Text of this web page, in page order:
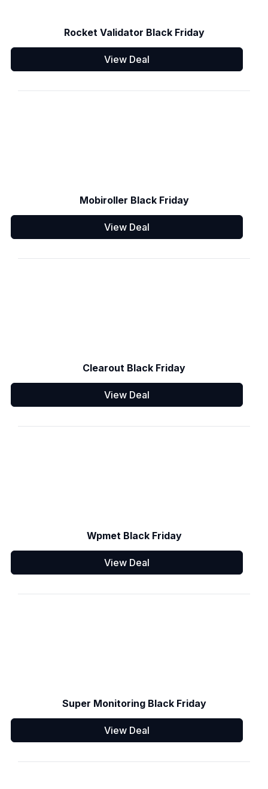
Rocket Validator Black Friday
View Deal
Mobiroller Black Friday
View Deal
Clearout Black Friday
View Deal
Wpmet Black Friday
View Deal
Super Monitoring Black Friday
View Deal